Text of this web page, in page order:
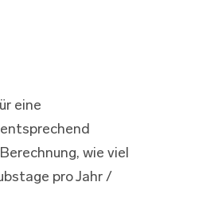
eine
wie viel
pro Jahr /